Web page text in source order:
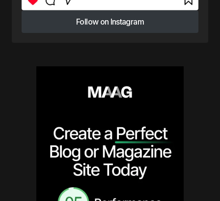
Follow on Instagram
Follow on Instagram